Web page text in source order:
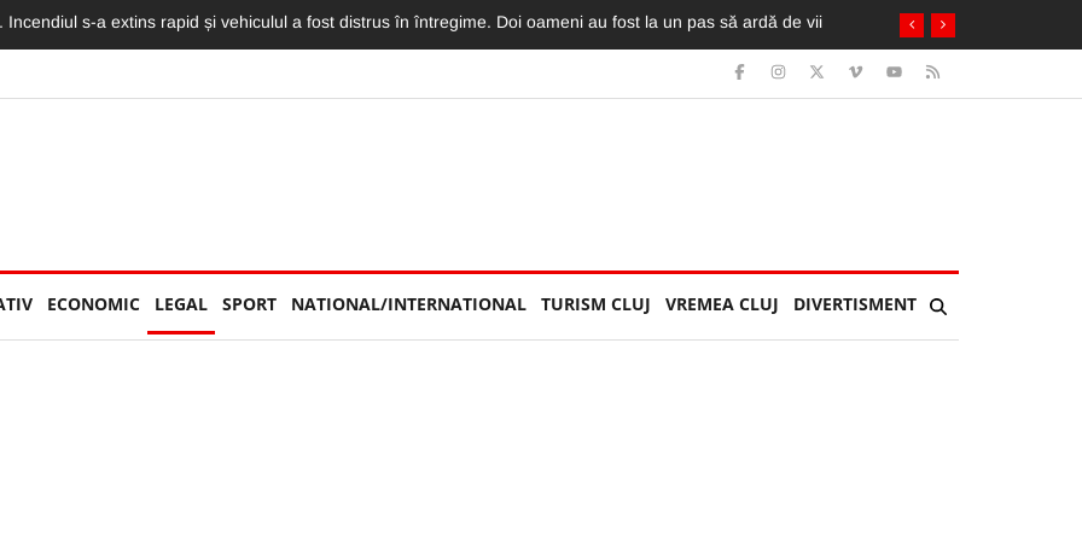
„Nu am văzut niciun echipaj de Poliție sau Jandarmerie”
ECONOMIC LEGAL SPORT NATIONAL/INTERNATIONAL TURISM CLUJ VREMEA CLUJ DIVERTISMENT